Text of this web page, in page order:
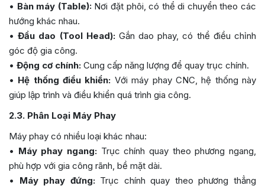
• Bàn máy (Table):Nơi đặt phôi, có thể di chuyển theo các
hướng khác nhau.
•Đầu dao (Tool Head):Gắn dao phay, có thể điều chỉnh
góc độ gia công.
• Động cơ chính: Cung cấp năng lượng để quay trục chính.
• Hệ thống điều khiển: Với máy phay CNC, hệ thống này
giúp lập trình và điều khiển quá trình gia công.
2.3. Phân Loại Máy Phay
Máy phay có nhiều loại khác nhau:
• Máy phay ngang: Trục chính quay theo phương ngang,
phù hợp với gia công rãnh, bề mặt dài.
• Máy phay đứng:Trục chính quay theo phương thẳng